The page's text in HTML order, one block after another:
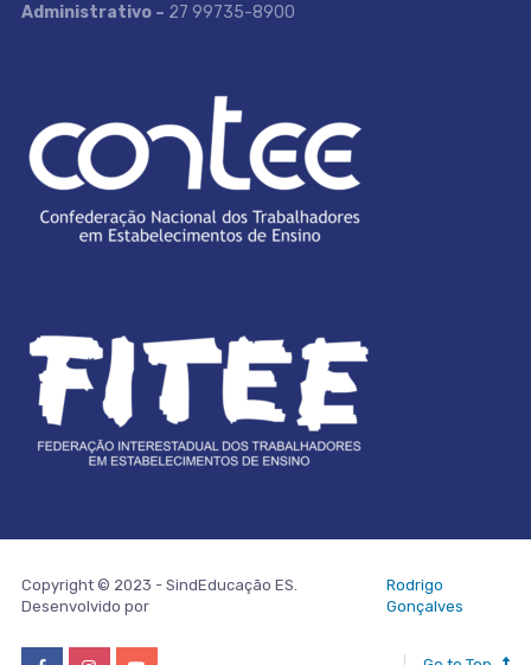
Administrativo – 27 99735-8900
Copyright © 2023 - SindEducação ES.
Desenvolvido por
Rodrigo
Gonçalves